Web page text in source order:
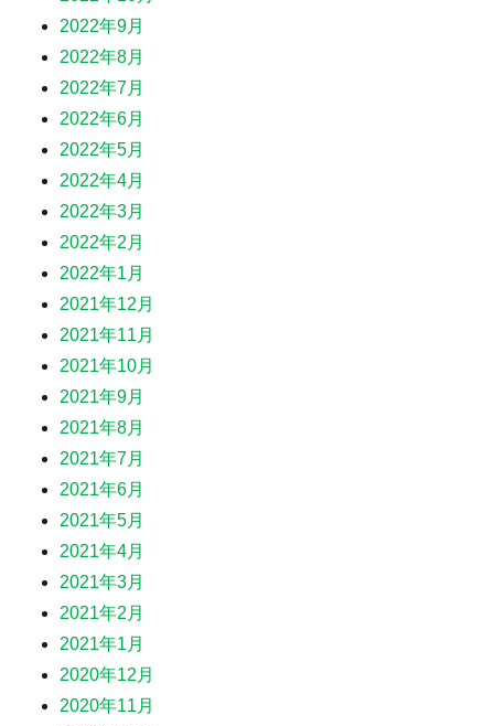
2022年9月
2022年8月
2022年7月
2022年6月
2022年5月
2022年4月
2022年3月
2022年2月
2022年1月
2021年12月
2021年11月
2021年10月
2021年9月
2021年8月
2021年7月
2021年6月
2021年5月
2021年4月
2021年3月
2021年2月
2021年1月
2020年12月
2020年11月